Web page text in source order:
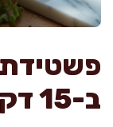
ב-15 דקות, בלי בצק בכלל